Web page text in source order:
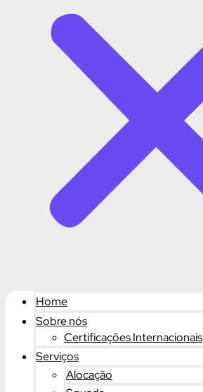
Home
Sobre nós
Certificações Internacionais
Serviços
Alocação